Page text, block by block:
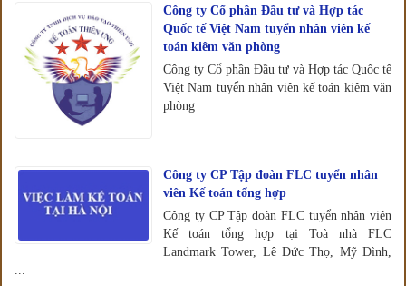
Công ty Cổ phần Đầu tư và Hợp tác
Quốc tế Việt Nam tuyển nhân viên kế
toán kiêm văn phòng
Công ty Cổ phần Đầu tư và Hợp tác Quốc tế
Việt Nam tuyển nhân viên kế toán kiêm văn
phòng
Công ty CP Tập đoàn FLC tuyển nhân
viên Kế toán tổng hợp
Công ty CP Tập đoàn FLC tuyển nhân viên
Kế toán tổng hợp tại Toà nhà FLC
Landmark Tower, Lê Đức Thọ, Mỹ Đình,
...